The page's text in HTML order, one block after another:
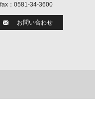
fax：0581-34-3600
お問い合わせ